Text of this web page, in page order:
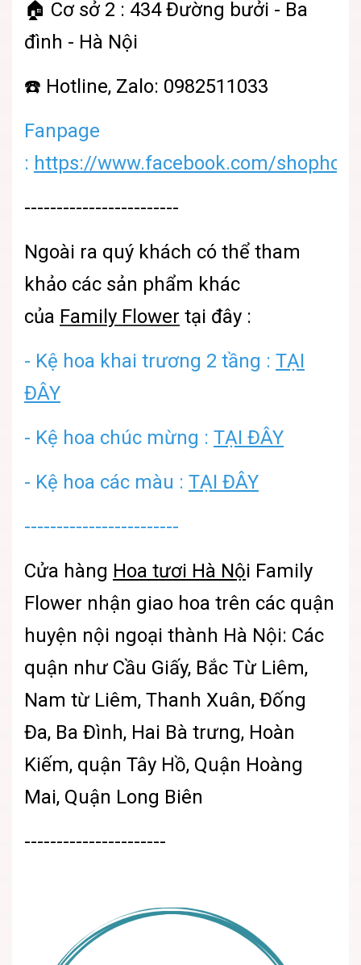
🏠 Cơ sở 2 : 434 Đường bưởi - Ba
đình - Hà Nội
☎️ Hotline, Zalo: 0982511033
Fanpage
: https://www.facebook.com/
------------------------
Ngoài ra quý khách có thể tham
khảo các sản phẩm khác
của Family Flower tại đây :
- Kệ hoa khai trương 2 tầng : TẠI
ĐÂY
- Kệ hoa chúc mừng : TẠI ĐÂY
- Kệ hoa các màu : TẠI ĐÂY
------------------------
Cửa hàng Hoa tươi Hà Nội Family
Flower nhận giao hoa trên các quận
huyện nội ngoại thành Hà Nội: Các
quận như Cầu Giấy, Bắc Từ Liêm,
Nam từ Liêm, Thanh Xuân, Đống
Đa, Ba Đình, Hai Bà trưng, Hoàn
Kiếm, quận Tây Hồ, Quận Hoàng
Mai, Quận Long Biên
----------------------